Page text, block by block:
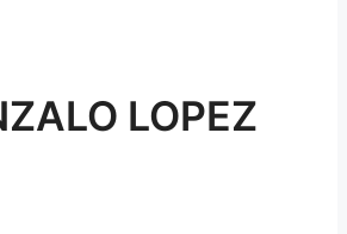
LOPEZ